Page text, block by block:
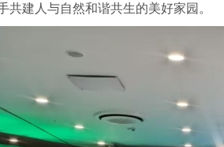
共建人与自然和谐共生的美好家园。